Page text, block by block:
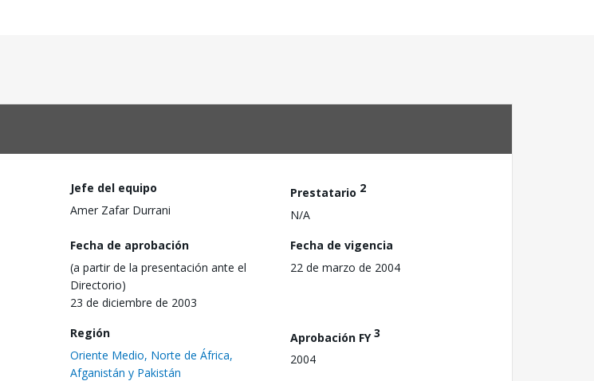
Jefe del equipo
Amer Zafar Durrani
Prestatario 2
N/A
Fecha de aprobación
(a partir de la presentación ante el
Directorio)
23 de diciembre de 2003
Fecha de vigencia
22 de marzo de 2004
Región
Oriente Medio, Norte de África,
Afganistán y Pakistán
Aprobación FY3
2004